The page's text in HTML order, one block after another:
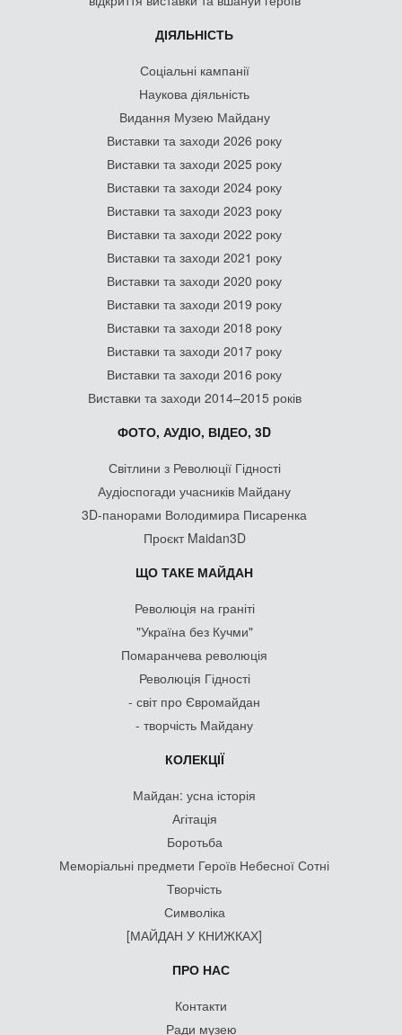
ДІЯЛЬНІСТЬ
Соціальні кампанії
Наукова діяльність
Видання Музею Майдану
Виставки та заходи 2026 року
Виставки та заходи 2025 року
Виставки та заходи 2024 року
Виставки та заходи 2023 року
Виставки та заходи 2022 року
Виставки та заходи 2021 року
Виставки та заходи 2020 року
Виставки та заходи 2019 року
Виставки та заходи 2018 року
Виставки та заходи 2017 року
Виставки та заходи 2016 року
Виставки та заходи 2014–2015 років
ФОТО, АУДІО, ВІДЕО, 3D
Світлини з Революції Гідності
Аудіоспогади учасників Майдану
3D-панорами Володимира Писаренка
Проєкт Maidan3D
ЩО ТАКЕ МАЙДАН
Революція на граніті
"Україна без Кучми"
Помаранчева революція
Революція Гідності
- світ про Євромайдан
- творчість Майдану
КОЛЕКЦІЇ
Майдан: усна історія
Агітація
Боротьба
Меморіальні предмети Героїв Небесної Сотні
Творчість
Символіка
[МАЙДАН У КНИЖКАХ]
ПРО НАС
Контакти
Ради музею